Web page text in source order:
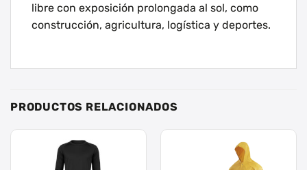
libre con exposición prolongada al sol, como
construcción, agricultura, logística y deportes.
PRODUCTOS RELACIONADOS